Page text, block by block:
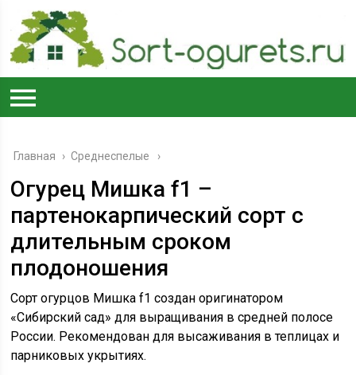
Главная › Среднеспелые
Огурец Мишка f1 –
партенокарпический сорт с
длительным сроком
плодоношения
Сорт огурцов Мишка f1 создан оригинатором
«Сибирский сад» для выращивания в средней полосе
России. Рекомендован для высаживания в теплицах и
парниковых укрытиях.